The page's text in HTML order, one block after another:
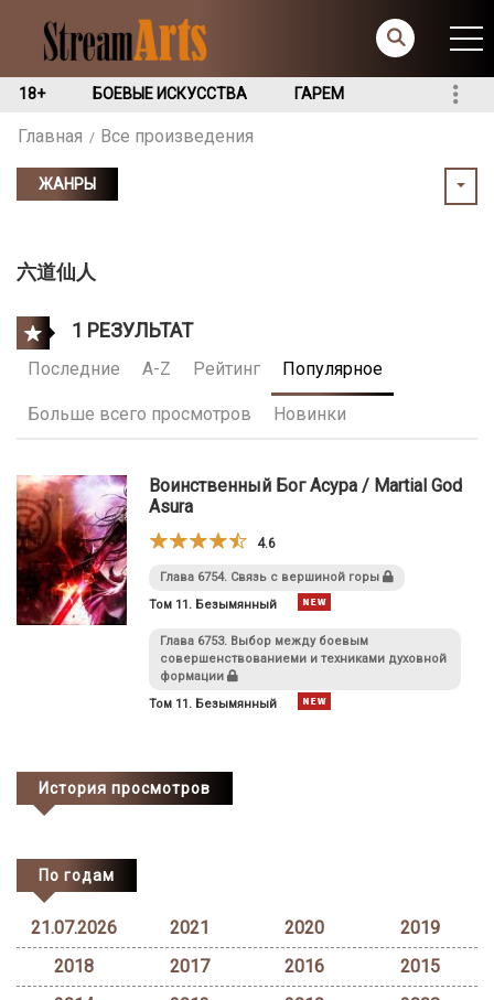
18+ БОЕВЫЕ ИСКУССТВА ГАРЕМ
Главная Все произведения
ЖАНРЫ
六道仙人
1 РЕЗУЛЬТАТ
Последние A-Z Рейтинг Популярное
Больше всего просмотров Новинки
Воинственный Бог Асура / Martial God
Asura
4.6
Глава 6754. Связь с вершиной горы
Том 11. Безымянный
Глава 6753. Выбор между боевым
совершенствованиеми и техниками духовной
формации
Том 11. Безымянный
История просмотров
По годам
21.07.2026 2021 2020
2019
2018
2017 2016
2015